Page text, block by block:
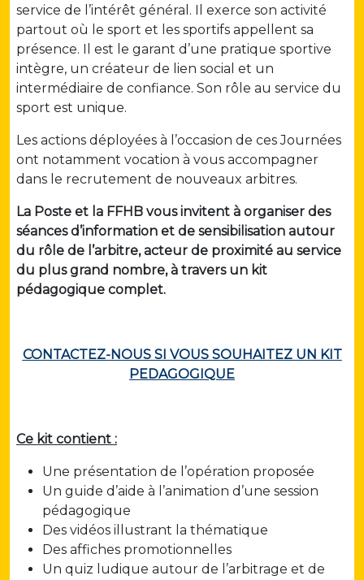
service de l’intérêt général. Il exerce son activité
partout où le sport et les sportifs appellent sa
présence. Il est le garant d’une pratique sportive
intègre, un créateur de lien social et un
intermédiaire de confiance. Son rôle au service du
sport est unique.
Les actions déployées à l’occasion de ces Journées
ont notamment vocation à vous accompagner
dans le recrutement de nouveaux arbitres.
La Poste et la FFHB vous invitent à organiser des
séances d’information et de sensibilisation autour
du rôle de l’arbitre, acteur de proximité au service
du plus grand nombre, à travers un kit
pédagogique complet.
CONTACTEZ-NOUS SI VOUS SOUHAITEZ UN KIT
PEDAGOGIQUE
Ce kit contient :
Une présentation de l’opération proposée
Un guide d’aide à l’animation d’une session
pédagogique
Des vidéos illustrant la thématique
Des affiches promotionnelles
Un quiz ludique autour de l’arbitrage et de